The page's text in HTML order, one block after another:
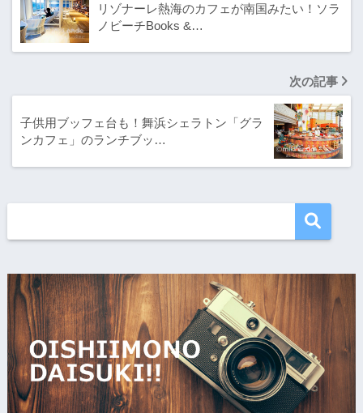
リゾナーレ熱海のカフェが南国みたい！ソラ
ノビーチBooks &…
次の記事
子供用ブッフェ台も！舞浜シェラトン「グラ
ンカフェ」のランチブッ…